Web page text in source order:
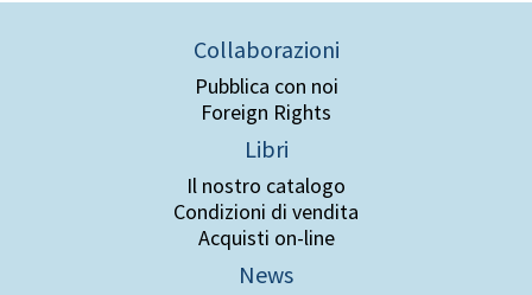
Collaborazioni
Pubblica con noi
Foreign Rights
Libri
Il nostro catalogo
Condizioni di vendita
Acquisti on-line
News